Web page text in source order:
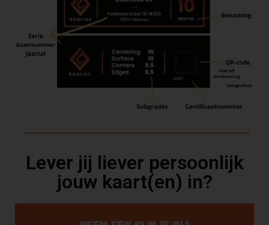
Lever jij liever persoonlijk
jouw kaart(en) in?